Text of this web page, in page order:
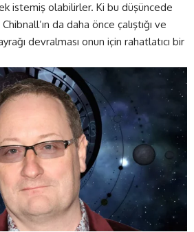
istemiş olabilirler. Ki bu düşüncede
da daha önce çalıştığı ve
devralması onun için rahatlatıcı bir